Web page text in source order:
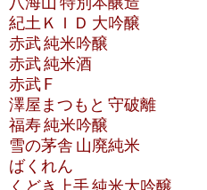
紀土ＫＩＤ 大吟醸
赤武 純米吟醸
赤武 純米酒
赤武 F
澤屋まつもと 守破離
福寿 純米吟醸
雪の茅舎 山廃純米
ばくれん
くどき上手 純米大吟醸